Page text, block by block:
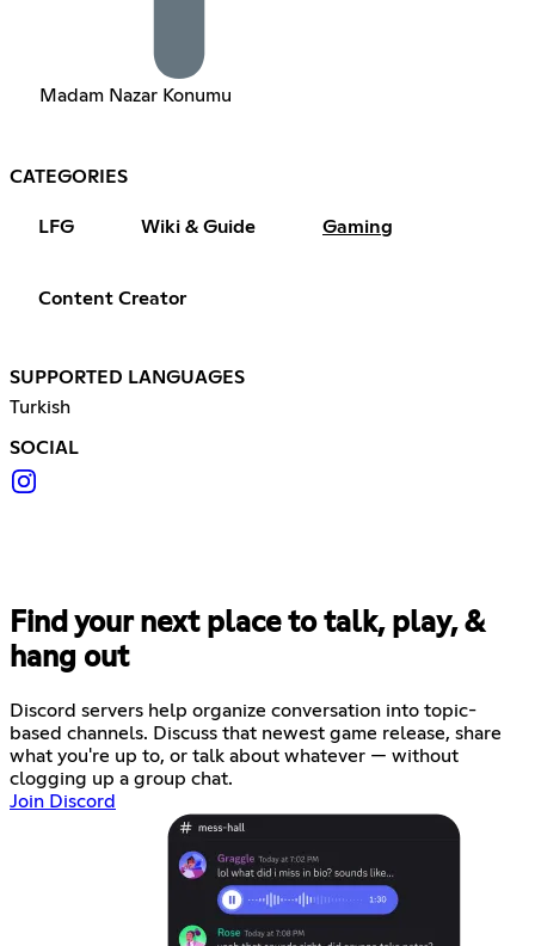
Madam Nazar Konumu
CATEGORIES
LFG Wiki & Guide Gaming
Content Creator
SUPPORTED LANGUAGES
Turkish
SOCIAL
Find your next place to talk, play, &
hang out
Discord servers help organize conversation into topic-
based channels. Discuss that newest game release, share
what you're up to, or talk about whatever — without
clogging up a group chat.
Join Discord